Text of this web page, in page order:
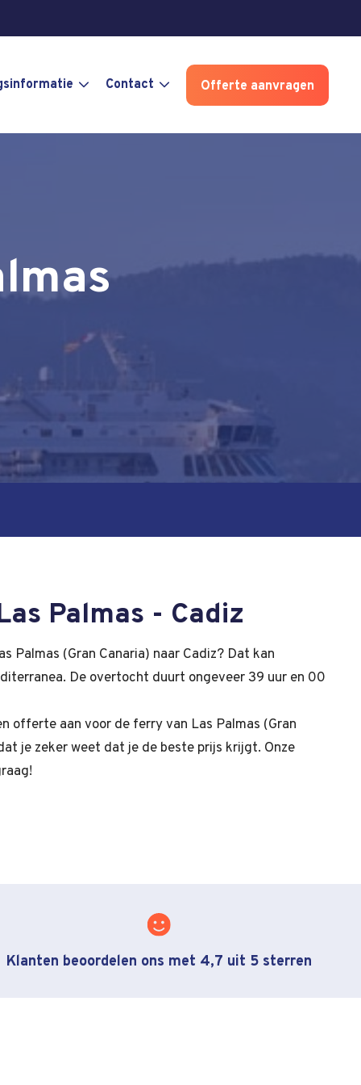
Contact Offerte aanvragen
Palmas - Cadiz
Palmas (Gran Canaria) naar Cadiz? Dat kan
De overtocht duurt ongeveer 39 uur en 00
offerte aan voor de ferry van Las Palmas (Gran
je zeker weet dat je de beste prijs krijgt. Onze
Klanten beoordelen ons met 4,7 uit 5 sterren